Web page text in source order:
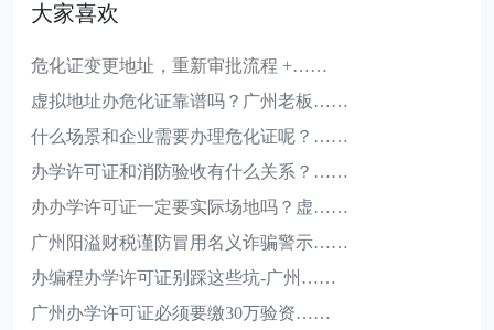
大家喜欢
危化证变更地址，重新审批流程 +……
虚拟地址办危化证靠谱吗？广州老板……
什么场景和企业需要办理危化证呢？……
办学许可证和消防验收有什么关系？……
办办学许可证一定要实际场地吗？虚……
广州阳溢财税谨防冒用名义诈骗警示……
办编程办学许可证别踩这些坑-广州……
广州办学许可证必须要缴30万验资……